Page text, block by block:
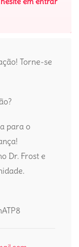
Torne-se
para o
Dr. Frost e